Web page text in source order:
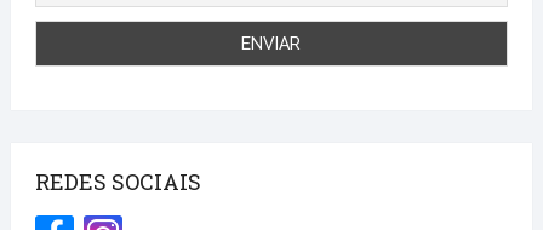
REDES SOCIAIS